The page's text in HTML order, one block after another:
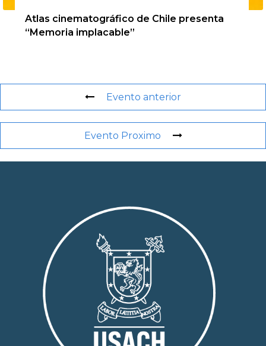
Atlas cinematográfico de Chile presenta
“Memoria implacable”
Evento anterior
Evento Proximo